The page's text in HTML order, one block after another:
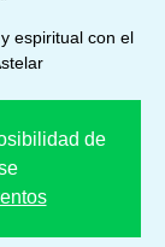
espiritual con el
de